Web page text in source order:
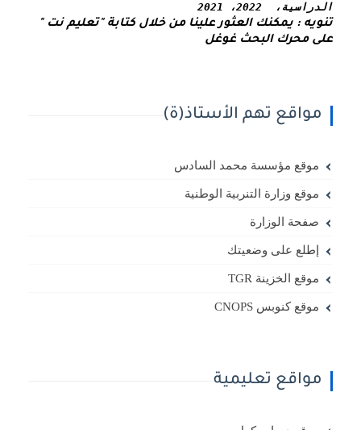
الدراسية،  2022، 2021
على محرك البحث غوغل
مواقع تهم الأستاذ(ة)
موقع مؤسسة محمد السادس
موقع وزارة التنربية الوطنية
صفحة الوزارة
إطلع على وضعيتك
موقع الخزينة TGR
موقع كنوبس CNOPS
مواقع تعليمية